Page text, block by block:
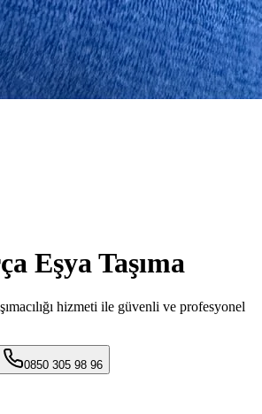
Eşya Taşıma
hizmeti ile güvenli ve profesyonel
0850 305 98 96